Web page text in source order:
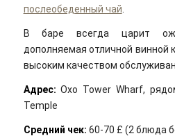
послеобеденный чай
В баре всегда царит
дополняемая отличной
высоким качеством
Адрес: Oxo Tower Wharf,
Temple
Средний чек: 60-70 £ (2 блюда